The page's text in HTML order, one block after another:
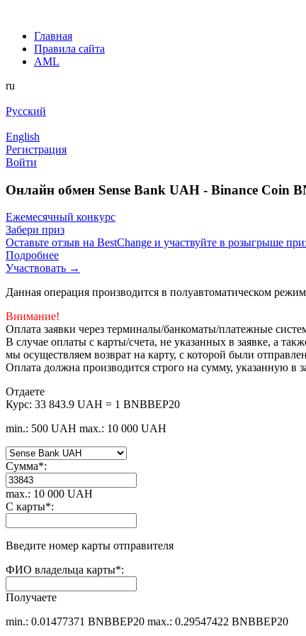
Главная
Правила сайта
AML
ru
Русский
English
Регистрация
Войти
Онлайн обмен Sense Bank UAH - Binance Coin
Ежемесячный конкурс
Забери приз
Оставьте отзыв на BestChange и участвуйте в розыгрыше
Подробнее
Участвовать →
Данная операция производится в полуавтоматическом
Внимание!
Оплата заявки через терминалы/банкоматы/платежные
В случае оплаты с карты/счета, не указанных в заявке, а
мы осуществляем возврат на карту, с которой были
Оплата должна производится строго на сумму, указанную в
Отдаете
Курс: 33 843.9 UAH = 1 BNBBEP20
min.: 500 UAH max.: 10 000 UAH
Сумма*:
max.: 10 000 UAH
С карты*:
Введите номер карты отправителя
ФИО владельца карты*:
Получаете
min.: 0.01477371 BNBBEP20 max.: 0.29547422 BNBBEP20